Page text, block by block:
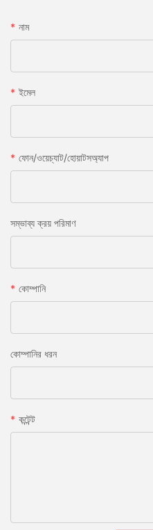
নাম
ইমেল
ফোন/ওয়েচ্যাট/হোয়াটসঅ্যাপ
সম্ভাব্য ক্রয় পরিমাণ
কোম্পানি
কোম্পানির ধরন
কন্টেন্ট